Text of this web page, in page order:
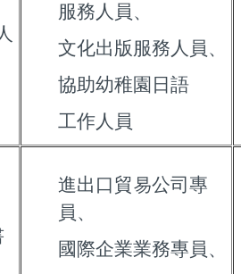
服務人員、
文化出版服務人員、
協助幼稚園 日語
工作人員
進出口貿易公司專
員、
國際企業業務專員、